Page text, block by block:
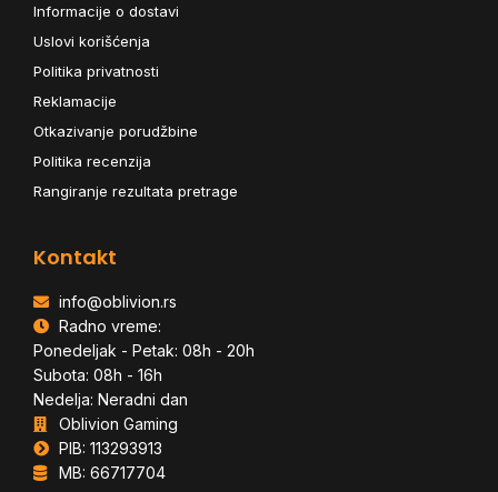
Informacije o dostavi
Uslovi korišćenja
Politika privatnosti
Reklamacije
Otkazivanje porudžbine
Politika recenzija
Rangiranje rezultata pretrage
Kontakt
info@oblivion.rs
Radno vreme:
Ponedeljak - Petak: 08h - 20h
Subota: 08h - 16h
Nedelja: Neradni dan
Oblivion Gaming
PIB: 113293913
MB: 66717704